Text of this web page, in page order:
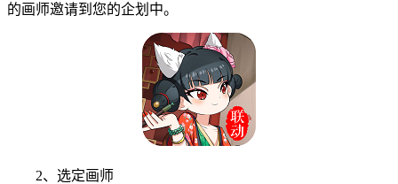
的画师邀请到您的企划中。
2、选定画师